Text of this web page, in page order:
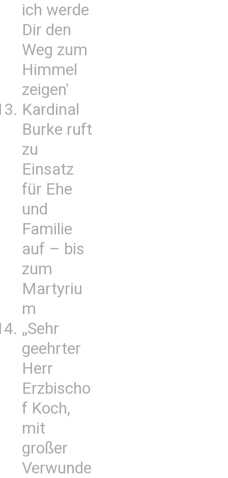
ich werde
Dir den
Weg zum
Himmel
zeigen'
Kardinal
Burke ruft
zu
Einsatz
für Ehe
und
Familie
auf – bis
zum
Martyriu
m
„Sehr
geehrter
Herr
Erzbischo
f Koch,
mit
großer
Verwunde